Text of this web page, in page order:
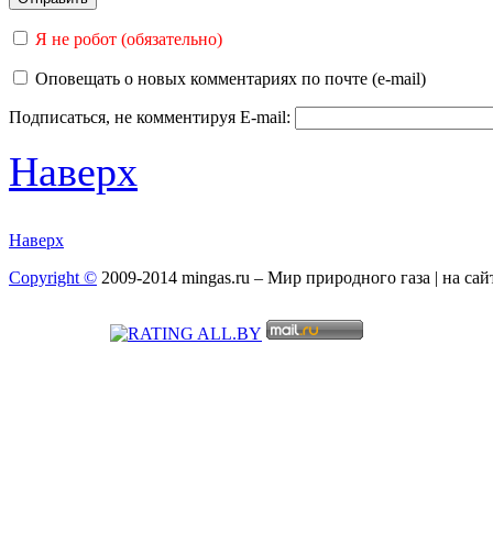
Я не робот (обязательно)
Оповещать о новых комментариях по почте (e-mail)
Подписаться, не комментируя E-mail:
Наверх
Наверх
Copyright © 2009-2014 mingas.ru – Мир природного газа | на